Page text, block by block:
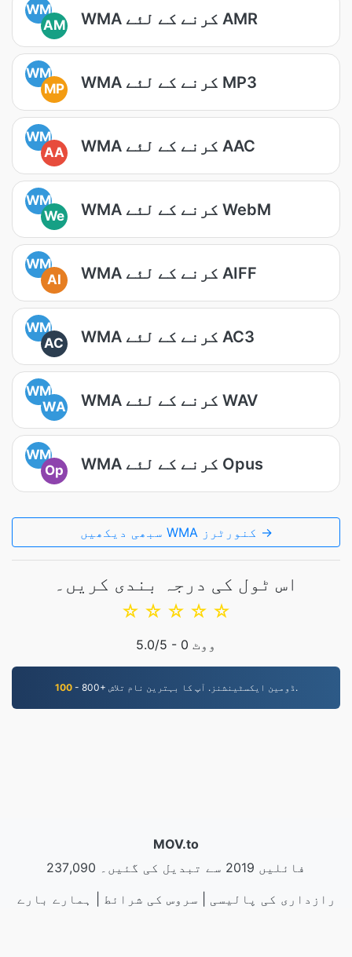
WM
AM
WMA کرنے کے لئے AMR
WM
MP
WMA کرنے کے لئے MP3
WM
AA
WMA کرنے کے لئے AAC
WM
We
WMA کرنے کے لئے WebM
WM
AI
WMA کرنے کے لئے AIFF
WM
AC
WMA کرنے کے لئے AC3
WM
WA
WMA کرنے کے لئے WAV
WM
Op
WMA کرنے کے لئے Opus
سبھی دیکھیں WMA کنورٹرز →
اس ٹول کی درجہ بندی کریں۔
☆
☆
☆
☆
☆
5.0/5 - 0 ووٹ
100 - 800+ ڈومین ایکسٹینشنز. آپ کا بہترین نام تلاش.
MOV.to
237,090 فائلیں 2019 سے تبدیل کی گئیں۔
رازداری کی پالیسی
سروس کی شرائط
ہمارے بارے